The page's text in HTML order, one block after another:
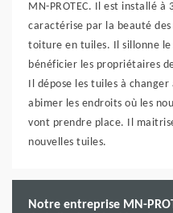
MN-PROTEC. Il est installé
caractérise par la beauté
toiture en tuiles. Il sillonne
bénéficier les propriétaires
Il dépose les tuiles à
abimer les endroits où les
vont prendre place. Il
nouvelles tuiles.
Notre entreprise MN-